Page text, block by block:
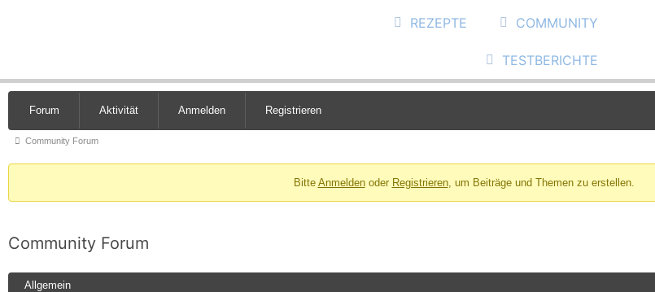
REZEPTE COMMUNITY
TESTBERICHTE
Forum Aktivität Anmelden Registrieren
Community Forum
Bitte Anmeldenoder Registrieren, um Beiträge und Themen zu erstellen.
Community Forum
Allgemein